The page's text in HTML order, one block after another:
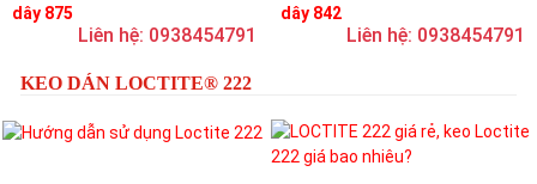
dây 875
Liên hệ: 0938454791
dây 842
Liên hệ: 0938454791
KEO DÁN LOCTITE® 222